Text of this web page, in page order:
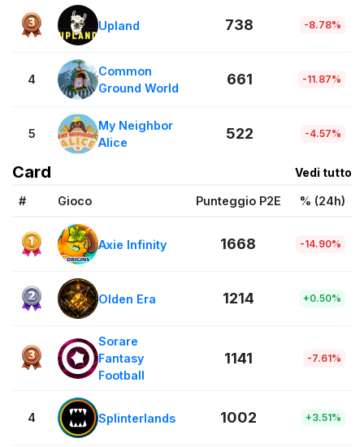
Upland 738 -8.78%
4
Common
Ground World
661 -11.87%
5
My Neighbor
Alice
522 -4.57%
Card Vedi tutto
# Gioco Punteggio P2E % (24h)
Axie Infinity 1668 -14.90%
Olden Era 1214 +0.50%
Sorare
Fantasy
Football
1141 -7.61%
4 Splinterlands 1002 +3.51%